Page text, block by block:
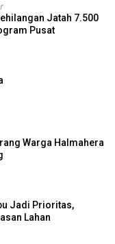
Jatah 7.500
Pusat
Warga Halmahera
Jadi Prioritas,
Lahan